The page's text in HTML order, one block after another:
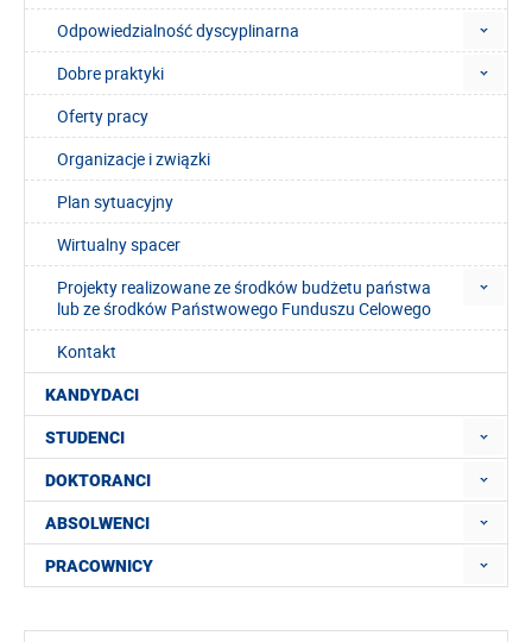
Odpowiedzialność dyscyplinarna
Dobre praktyki
Oferty pracy
Organizacje i związki
Plan sytuacyjny
Wirtualny spacer
Projekty realizowane ze środków budżetu państwa
lub ze środków Państwowego Funduszu Celowego
Kontakt
KANDYDACI
STUDENCI
DOKTORANCI
ABSOLWENCI
PRACOWNICY